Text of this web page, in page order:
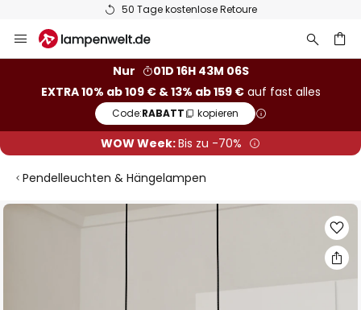
50 Tage kostenlose Retoure
Inhalt
Nur
01D 16H 43M 06S
EXTRA 10% ab 109 € & 13% ab 159 €auf fast alles
Code:RABATT kopieren
WOW Week:Bis zu -70%
Pendelleuchten & Hängelampen
Zum